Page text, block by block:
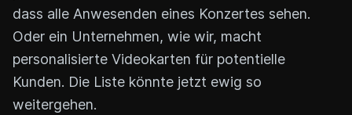
dass alle Anwesenden eines Konzertes sehen.
Oder ein Unternehmen, wie wir, macht
personalisierte Videokarten für potentielle
Kunden. Die Liste könnte jetzt ewig so
weitergehen.